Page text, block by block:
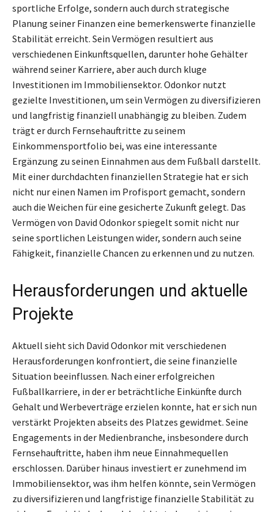
sportliche Erfolge, sondern auch durch strategische
Planung seiner Finanzen eine bemerkenswerte finanzielle
Stabilität erreicht. Sein Vermögen resultiert aus
verschiedenen Einkunftsquellen, darunter hohe Gehälter
während seiner Karriere, aber auch durch kluge
Investitionen im Immobiliensektor. Odonkor nutzt
gezielte Investitionen, um sein Vermögen zu diversifizieren
und langfristig finanziell unabhängig zu bleiben. Zudem
trägt er durch Fernsehauftritte zu seinem
Einkommensportfolio bei, was eine interessante
Ergänzung zu seinen Einnahmen aus dem Fußball darstellt.
Mit einer durchdachten finanziellen Strategie hat er sich
nicht nur einen Namen im Profisport gemacht, sondern
auch die Weichen für eine gesicherte Zukunft gelegt. Das
Vermögen von David Odonkor spiegelt somit nicht nur
seine sportlichen Leistungen wider, sondern auch seine
Fähigkeit, finanzielle Chancen zu erkennen und zu nutzen.
Herausforderungen und aktuelle
Projekte
Aktuell sieht sich David Odonkor mit verschiedenen
Herausforderungen konfrontiert, die seine finanzielle
Situation beeinflussen. Nach einer erfolgreichen
Fußballkarriere, in der er beträchtliche Einkünfte durch
Gehalt und Werbeverträge erzielen konnte, hat er sich nun
verstärkt Projekten abseits des Platzes gewidmet. Seine
Engagements in der Medienbranche, insbesondere durch
Fernsehauftritte, haben ihm neue Einnahmequellen
erschlossen. Darüber hinaus investiert er zunehmend im
Immobiliensektor, was ihm helfen könnte, sein Vermögen
zu diversifizieren und langfristige finanzielle Stabilität zu